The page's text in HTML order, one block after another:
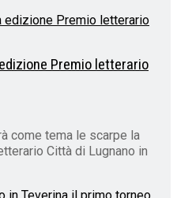
Premio letterario
come tema le scarpe la
Città di Lugnano in